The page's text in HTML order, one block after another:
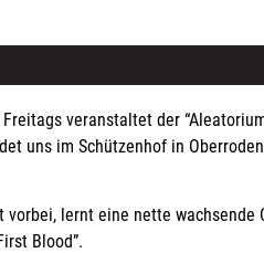
veranstaltet der
uns im Schützenhof in
vorbei, lernt eine nette wachsende
Blood”.